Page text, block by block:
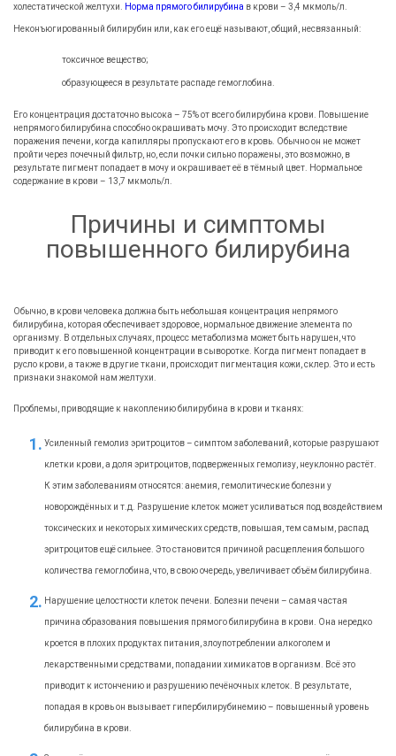
холестатической желтухи. Норма прямого билирубина в крови – 3,4 мкмоль/л.
Неконъюгированный билирубин или, как его ещё называют, общий, несвязанный:
токсичное вещество;
образующееся в результате распаде гемоглобина.
Его концентрация достаточно высока – 75% от всего билирубина крови. Повышение
непрямого билирубина способно окрашивать мочу. Это происходит вследствие
поражения печени, когда капилляры пропускают его в кровь. Обычно он не может
пройти через почечный фильтр, но, если почки сильно поражены, это возможно, в
результате пигмент попадает в мочу и окрашивает её в тёмный цвет. Нормальное
содержание в крови – 13,7 мкмоль/л.
Причины и симптомы
повышенного билирубина
Обычно, в крови человека должна быть небольшая концентрация непрямого
билирубина, которая обеспечивает здоровое, нормальное движение элемента по
организму. В отдельных случаях, процесс метаболизма может быть нарушен, что
приводит к его повышенной концентрации в сыворотке. Когда пигмент попадает в
русло крови, а также в другие ткани, происходит пигментация кожи, склер. Это и есть
признаки знакомой нам желтухи.
Проблемы, приводящие к накоплению билирубина в крови и тканях:
Усиленный гемолиз эритроцитов – симптом заболеваний, которые разрушают
клетки крови, а доля эритроцитов, подверженных гемолизу, неуклонно растёт.
К этим заболеваниям относятся: анемия, гемолитические болезни у
новорождённых и т.д. Разрушение клеток может усиливаться под воздействием
токсических и некоторых химических средств, повышая, тем самым, распад
эритроцитов ещё сильнее. Это становится причиной расщепления большого
количества гемоглобина, что, в свою очередь, увеличивает объём билирубина.
Нарушение целостности клеток печени. Болезни печени – самая частая
причина образования повышения прямого билирубина в крови. Она нередко
кроется в плохих продуктах питания, злоупотреблении алкоголем и
лекарственными средствами, попадании химикатов в организм. Всё это
приводит к истончению и разрушению печёночных клеток. В результате,
попадая в кровь он вызывает гипербилирубинемию – повышенный уровень
билирубина в крови.